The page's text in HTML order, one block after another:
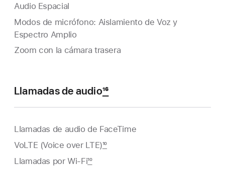
Audio Espacial
Modos de micrófono: Aislamiento de Voz y
Espectro Amplio
Zoom con la cámara trasera
Llamadas de audio16
Llamadas de audio de FaceTime
VoLTE (Voice over LTE)10
Llamadas por Wi‑Fi10